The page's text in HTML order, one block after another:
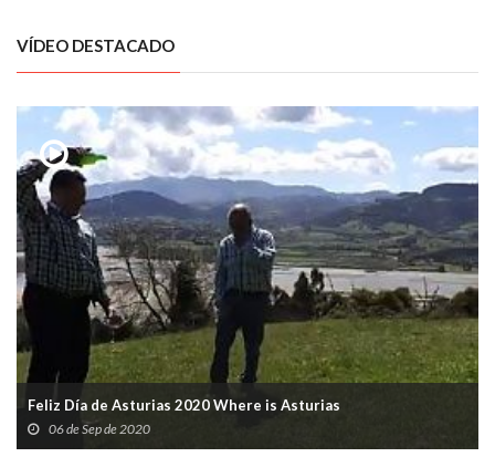
VÍDEO DESTACADO
Feliz Día de Asturias 2020 Where is Asturias
06 de Sep de 2020